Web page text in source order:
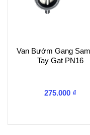
Van Bướm Gang
Tay Gạt PN16
275.000 ₫